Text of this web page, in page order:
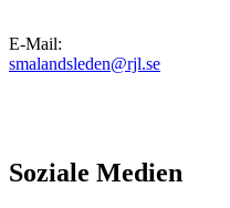
E-Mail:
smalandsleden@rjl.se
Soziale Medien